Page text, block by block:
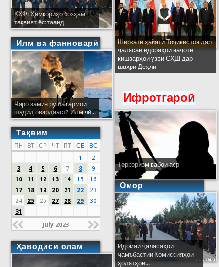
КҲФ: Ҳамкориҳо бозҳам
тақвият ёфтаанд
Илм ва фанноварӣ
Чаро замин рӯ ба гармои
шадид овардааст? Илм чӣ...
Тақвим
ПН ВТ СР ЧТ ПТ СБ
ВС
1
2
3
4 5 6 7 8
9
10
11 12 13 14 15
16
17
18 19 20 21 22
23
24
25 26 27 28 29
30
31
July 2023
Ҳаводиси олам
Ширкати ҳайати Тоҷикистон дар
ҷаласаи идораҳои наҷоти
кишварҳои узви СҲШ дар
шаҳри Деҳлӣ
Ифротгароӣ
Терроризм вабои аср
Омор
Идомаи ҷаласаҳои
ҷамъбастии Комиссияҳои
ҳолатҳои...